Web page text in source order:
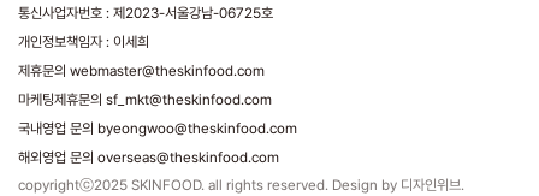
통신사업자번호 : 제2023-서울강남-06725호
개인정보책임자 : 이세희
제휴문의 webmaster@theskinfood.com
마케팅제휴문의 sf_mkt@theskinfood.com
국내영업 문의 byeongwoo@theskinfood.com
해외영업 문의 overseas@theskinfood.com
copyrightⓒ2025 SKINFOOD. all rights reserved. Design by 디자인위브.